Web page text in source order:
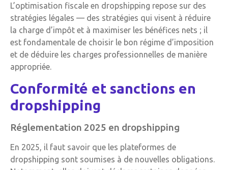
L’optimisation fiscale en dropshipping repose sur des
stratégies légales — des stratégies qui visent à réduire
la charge d’impôt et à maximiser les bénéfices nets ; il
est fondamentale de choisir le bon régime d’imposition
et de déduire les charges professionnelles de manière
appropriée.
Conformité et sanctions en
dropshipping
Réglementation 2025 en dropshipping
En 2025, il faut savoir que les plateformes de
dropshipping sont soumises à de nouvelles obligations.